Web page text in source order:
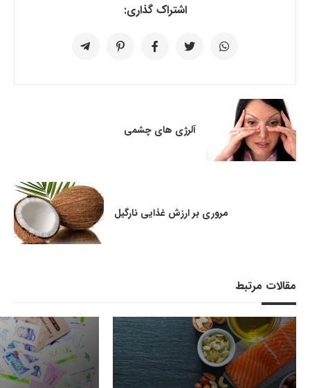
اشتراک گذاری:
آلرژی ­های چشمی
مروری بر ارزش غذایی نارگیل
مقالات مرتبط